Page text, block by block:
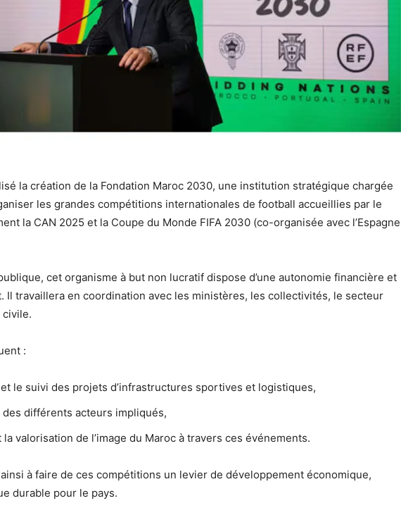
la création de la Fondation Maroc 2030, une institution stratégique chargée
les grandes compétitions internationales de football accueillies par le
la CAN 2025 et la Coupe du Monde FIFA 2030 (co-organisée avec l’Espagne
cet organisme à but non lucratif dispose d’une autonomie financière et
Il travaillera en coordination avec les ministères, les collectivités, le secteur
civile.
:
le suivi des projets d’infrastructures sportives et logistiques,
différents acteurs impliqués,
valorisation de l’image du Maroc à travers ces événements.
à faire de ces compétitions un levier de développement économique,
durable pour le pays.